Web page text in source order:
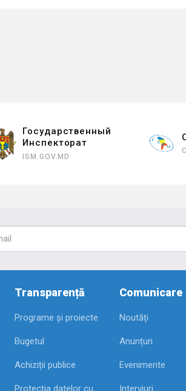
Государственный
Инспекторат
ISM.GOV.MD
Transparență
Programe și proiecte
Bugetul
Achiziții publice
Protecția datelor cu
Comunicare
Noutăți
Anunțuri
Evenimente
Interviuri